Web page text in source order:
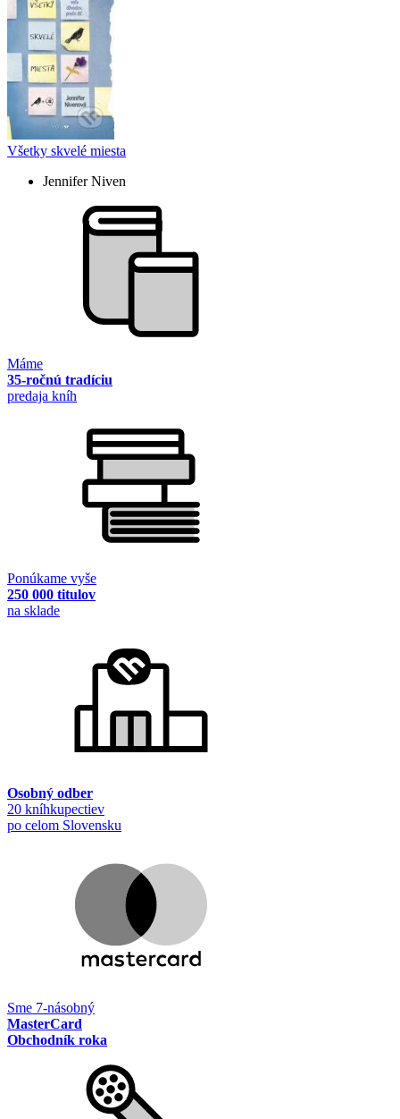
Všetky skvelé miesta
Jennifer Niven
Máme
35-ročnú tradíciu
predaja kníh
Ponúkame vyše
250 000 titulov
na sklade
Osobný odber
20 kníhkupectiev
po celom Slovensku
Sme 7-násobný
MasterCard
Obchodník roka